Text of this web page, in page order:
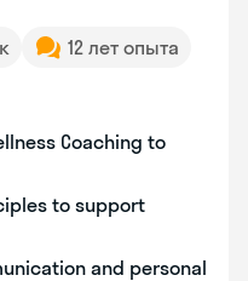
12 лет опыта
Coaching to
to support
and personal